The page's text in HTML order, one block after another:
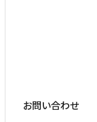
お問い合わせ